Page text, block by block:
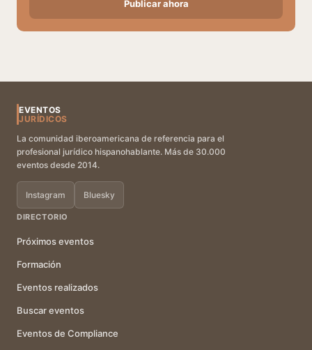
Publicar ahora
EVENTOS
JURÍDICOS
La comunidad iberoamericana de referencia para el
profesional jurídico hispanohablante. Más de 30.000
eventos desde 2014.
Instagram Bluesky
DIRECTORIO
Próximos eventos
Formación
Eventos realizados
Buscar eventos
Eventos de Compliance